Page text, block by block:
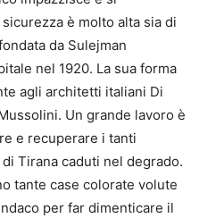
è molto alta sia di
da Sulejman
nel 1920. La sua forma
agli architetti italiani Di
Un grande lavoro è
e recuperare i tanti
Tirana caduti nel degrado.
tante case colorate volute
per far dimenticare il